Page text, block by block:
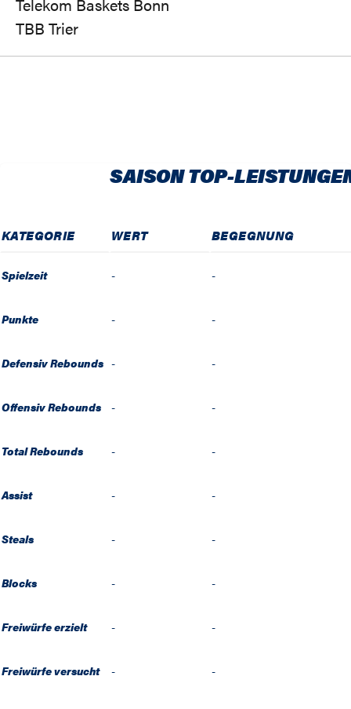
Telekom Baskets Bonn
TBB Trier
SAISON TOP-
KATEGORIE WERT BEGEGNUNG
Spielzeit - -
Punkte - -
Defensiv Rebounds - -
Offensiv Rebounds - -
Total Rebounds - -
Assist - -
Steals - -
Blocks - -
Freiwürfe erzielt - -
Freiwürfe versucht - -